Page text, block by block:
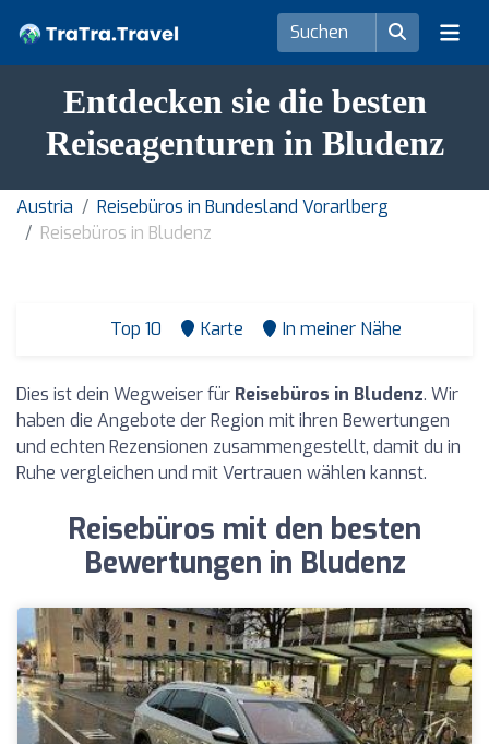
Entdecken sie die besten
Reiseagenturen in Bludenz
Austria
Reisebüros in Bundesland Vorarlberg
Reisebüros in Bludenz
Top 10 Karte In meiner Nähe
Dies ist dein Wegweiser für Reisebüros in Bludenz. Wir
haben die Angebote der Region mit ihren Bewertungen
und echten Rezensionen zusammengestellt, damit du in
Ruhe vergleichen und mit Vertrauen wählen kannst.
Reisebüros mit den besten
Bewertungen in Bludenz